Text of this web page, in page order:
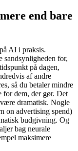
end bare
AI i praksis.
sandsynligheden for,
på dagen,
af andre
så du betaler mindre
for dem, der gør. Det
dramatisk. Nogle
on advertising spend)
budgivning. Og
bag neurale
maksimere